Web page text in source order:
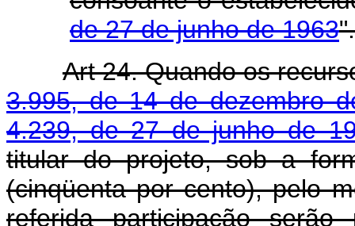
de 27 de junho de 1963".
Art 24. Quando os
3.995, de 14 de dezembro
4.239, de 27 de junho de
titular do projeto, sob a
(cinqüenta por cento), pelo
referida participação